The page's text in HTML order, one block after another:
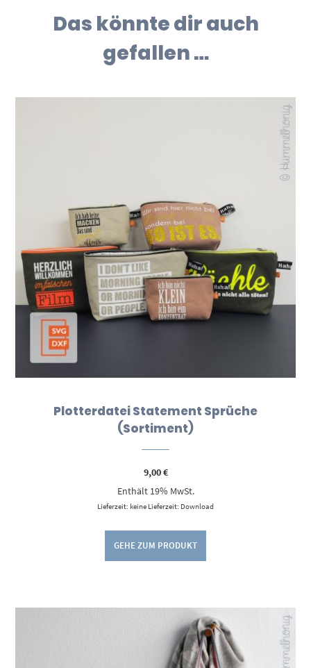
Das könnte dir auch
gefallen …
Plotterdatei Statement Sprüche
(Sortiment)
9,00€
Enthält 19% MwSt.
Lieferzeit: keine Lieferzeit: Download
GEHE ZUM PRODUKT